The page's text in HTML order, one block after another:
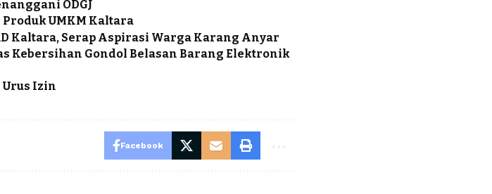
ODGJ
UMKM Kaltara
Kaltara, Serap Aspirasi Warga Karang Anyar
Kebersihan Gondol Belasan Barang Elektronik
Urus Izin
Facebook